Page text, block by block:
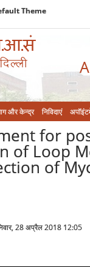
Theme
और केन्‍द्र निविदाएं
for
of Loop
of
28 अप्रैल 2018 12:05